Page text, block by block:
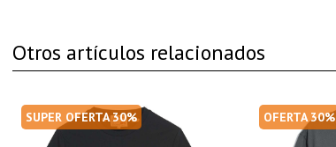
Otros artículos relacionados
SUPER OFERTA 30% OFERTA 30%